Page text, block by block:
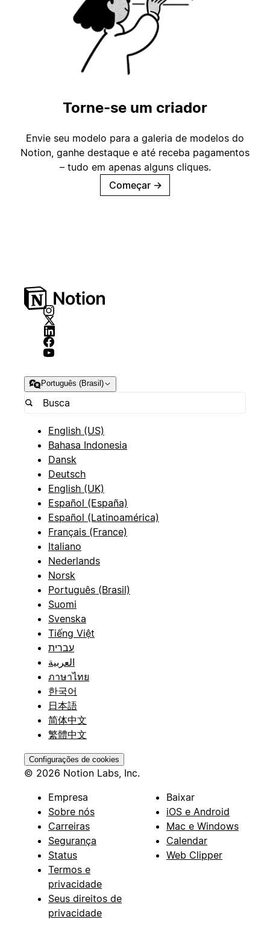
Torne-se um criador
Envie seu modelo para a galeria de modelos do
Notion, ganhe destaque e até receba pagamentos
– tudo em apenas alguns cliques.
Começar →
Português (Brasil)
English (US)
Bahasa Indonesia
Dansk
Deutsch
English (UK)
Español (España)
Español (Latinoamérica)
Français (France)
Italiano
Nederlands
Norsk
Português (Brasil)
Suomi
Svenska
Tiếng Việt
עברית
العربية
ภาษาไทย
한국어
日本語
简体中文
繁體中文
Configurações de cookies
© 2026 Notion Labs, Inc.
Empresa
Sobre nós
Carreiras
Segurança
Status
Termos e
privacidade
Seus direitos de
privacidade
Baixar
iOS e Android
Mac e Windows
Calendar
Web Clipper